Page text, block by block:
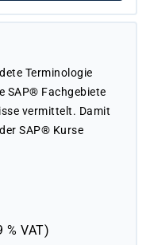
Terminologie
SAP® Fachgebiete
vermittelt. Damit
SAP® Kurse
% VAT)